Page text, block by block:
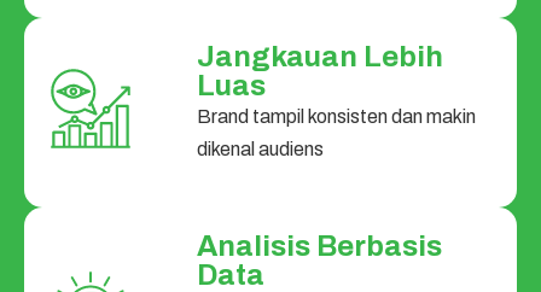
Jangkauan Lebih
Luas
Brand tampil konsisten dan makin
dikenal audiens
Analisis Berbasis
Data